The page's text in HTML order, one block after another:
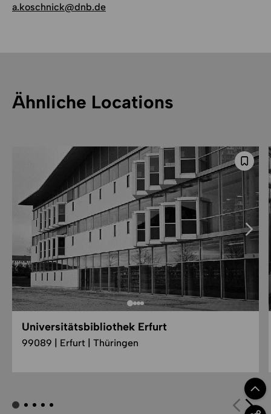
a.koschnick@dnb.de
Ähnliche Locations
Universitätsbibliothek Erfurt
99089 | Erfurt | Thüringen
Zum